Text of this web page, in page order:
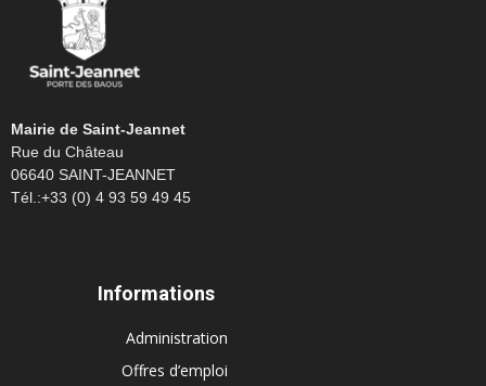
Mairie de Saint-Jeannet
Rue du Château
06640 SAINT-JEANNET
Tél.:+33 (0) 4 93 59 49 45
Informations
Administration
Offres d’emploi